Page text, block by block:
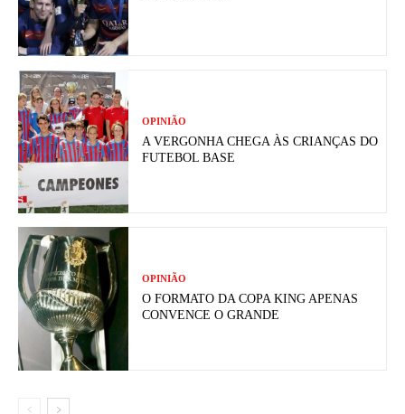
OPINIÃO
A VERGONHA CHEGA ÀS CRIANÇAS DO
FUTEBOL BASE
OPINIÃO
O FORMATO DA COPA KING APENAS
CONVENCE O GRANDE